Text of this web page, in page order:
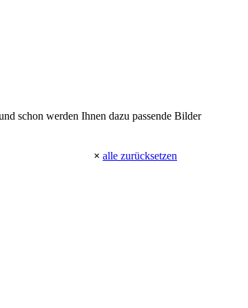
schon werden Ihnen dazu passende Bilder
× alle zurücksetzen